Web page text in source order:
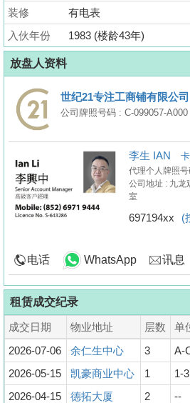
於
我
们
装修
有电表
入伙年份
1983 (楼龄43年)
放盘人资料
世纪21专注工商铺有限公司
公司牌照号码 : C-099057-A000
李生 IAN
代理个人牌照
公司地址 : 九龙
室
697194xx (
电话 WhatsApp 讯息
租赁成交纪录
成交日期 物业地址 层数 单
2026-07-06
余仁生中心 3 A-
2026-05-15
凯豪商业中心 1 1-3
2026-04-15
德拓大厦 2 --